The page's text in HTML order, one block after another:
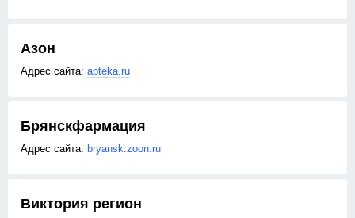
Азон
apteka.ru
Брянскфармация
bryansk.zoon.ru
Виктория регион